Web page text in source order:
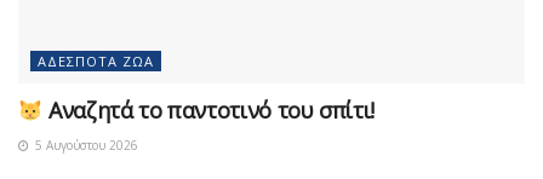
ΑΔΈΣΠΟΤΑ ΖΏΑ
Αναζητά το παντοτινό του σπίτι!
5 Αυγούστου 2026